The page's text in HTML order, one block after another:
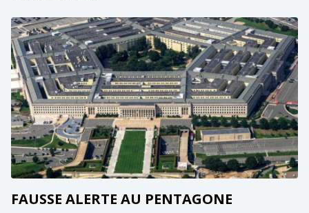
FAUSSE ALERTE AU PENTAGONE